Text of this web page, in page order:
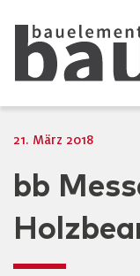
21. März 2018
bb